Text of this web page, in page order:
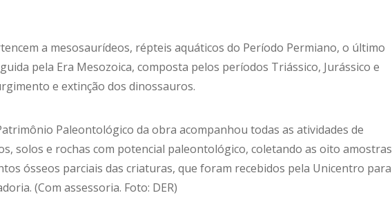
a mesosaurídeos, répteis aquáticos do Período Permiano, o último
pela Era Mesozoica, composta pelos períodos Triássico, Jurássico e
e extinção dos dinossauros.
Paleontológico da obra acompanhou todas as atividades de
solos e rochas com potencial paleontológico, coletando as oito amostras
ósseos parciais das criaturas, que foram recebidos pela Unicentro para
(Com assessoria. Foto: DER)